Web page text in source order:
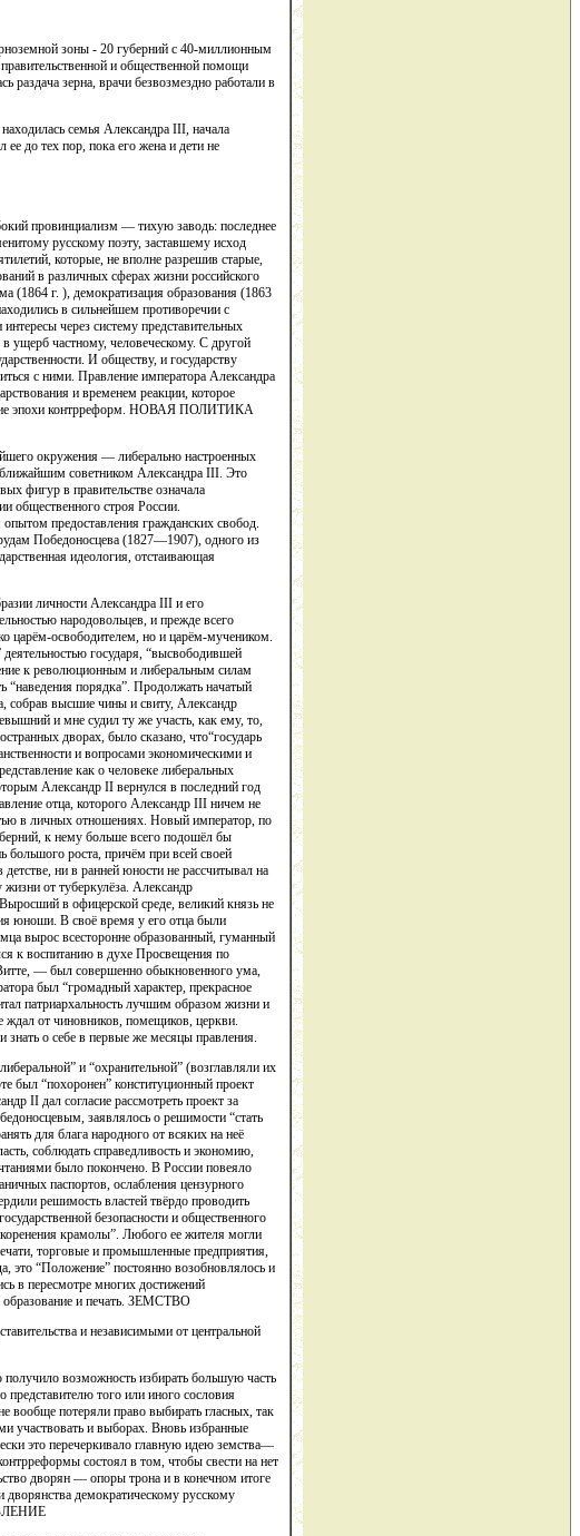
зоны - 20 губерний с 40-миллионным
и общественной помощи
зерна, врачи безвозмездно работали в
семья Александра III, начала
до тех пор, пока его жена и дети не
провинциализм — тихую заводь: последнее
русскому поэту, заставшему исход
которые, не вполне разрешив старые,
в различных сферах жизни российского
(1864 г. ), демократизация образования (1863
в сильнейшем противоречии с
через систему представительных
ущерб частному, человеческому. С другой
И обществу, и государству
с ними. Правление императора Александра
и временем реакции, которое
эпохи контрреформ. НОВАЯ ПОЛИТИКА
окружения — либерально настроенных
советником Александра III. Это
фигур в правительстве означала
общественного строя России.
предоставления гражданских свобод.
Победоносцева (1827—1907), одного из
идеология, отстаивающая
личности Александра III и его
народовольцев, и прежде всего
царём-освободителем, но и царём-мучеником.
государя, “высвободившей
к революционным и либеральным силам
“наведения порядка”. Продолжать начатый
собрав высшие чины и свиту, Александр
и мне судил ту же участь, как ему, то,
дворах, было сказано, что“государь
и вопросами экономическими и
как о человеке либеральных
Александр II вернулся в последний год
отца, которого Александр III ничем не
в личных отношениях. Новый император, по
к нему больше всего подошёл бы
роста, причём при всей своей
ни в ранней юности не рассчитывал на
от туберкулёза. Александр
в офицерской среде, великий князь не
юноши. В своё время у его отца были
вырос всесторонне образованный, гуманный
к воспитанию в духе Просвещения по
— был совершенно обыкновенного ума,
был “громадный характер, прекрасное
патриархальность лучшим образом жизни и
ждал от чиновников, помещиков, церкви.
знать о себе в первые же месяцы правления.
и “охранительной” (возглавляли их
был “похоронен” конституционный проект
II дал согласие рассмотреть проект за
заявлялось о решимости “стать
для блага народного от всяких на неё
соблюдать справедливость и экономию,
было покончено. В России повеяло
паспортов, ослабления цензурного
решимость властей твёрдо проводить
безопасности и общественного
крамолы”. Любого ее жителя могли
торговые и промышленные предприятия,
это “Положение” постоянно возобновлялось и
в пересмотре многих достижений
образование и печать. ЗЕМСТВО
и независимыми от центральной
возможность избирать большую часть
того или иного сословия
вообще потеряли право выбирать гласных, так
участвовать и выборах. Вновь избранные
это перечеркивало главную идею земства—
состоял в том, чтобы свести на нет
дворян — опоры трона и в конечном итоге
демократическому русскому